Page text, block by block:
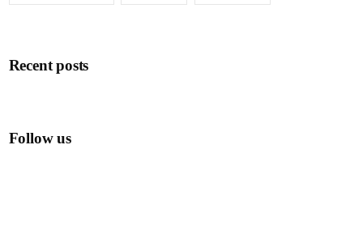
Recent posts
Follow us